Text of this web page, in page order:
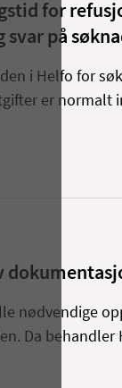
for
på
i Helfo for
er normalt
nødvendige
Da behandler